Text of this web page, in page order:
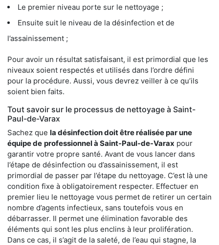
Le premier niveau porte sur le nettoyage ;
Ensuite suit le niveau de la désinfection et de
l’assainissement ;
Pour avoir un résultat satisfaisant, il est primordial que les
niveaux soient respectés et utilisés dans l’ordre défini
pour la procédure. Aussi, vous devrez veiller à ce qu’ils
soient bien faits.
Tout savoir sur le processus de nettoyage à Saint-
Paul-de-Varax
Sachez que la désinfection doit être réalisée par une
équipe de professionnel à Saint-Paul-de-Varax pour
garantir votre propre santé. Avant de vous lancer dans
l’étape de désinfection ou d’assainissement, il est
primordial de passer par l’étape du nettoyage. C’est là une
condition fixe à obligatoirement respecter. Effectuer en
premier lieu le nettoyage vous permet de retirer un certain
nombre d’agents infectieux, sans toutefois vous en
débarrasser. Il permet une élimination favorable des
éléments qui sont les plus enclins à leur prolifération.
Dans ce cas, il s’agit de la saleté, de l’eau qui stagne, la